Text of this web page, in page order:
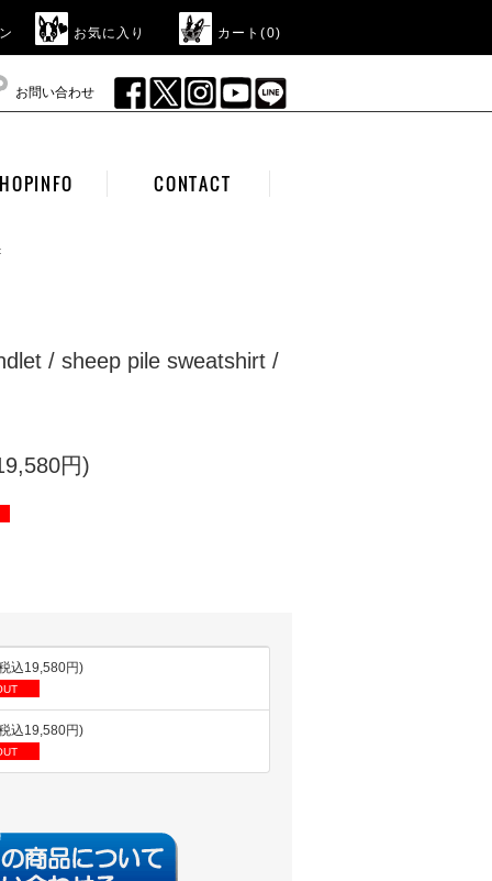
お気に入り カート(0)
お問い合わせ
CONTACT
/ sheep pile sweatshirt /
円)
込19,580円)
込19,580円)